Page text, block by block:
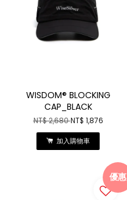
WISDOM® BLOCKING
CAP_BLACK
NT$ 2,680NT$ 1,876
加入購物車
優惠